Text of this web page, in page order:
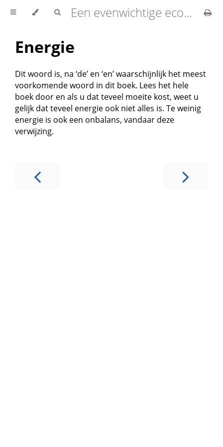
Een evenwichtige economie
Energie
Dit woord is, na ‘de’ en ‘en’ waarschijnlijk het meest
voorkomende woord in dit boek. Lees het hele
boek door en als u dat teveel moeite kost, weet u
gelijk dat teveel energie ook niet alles is. Te weinig
energie is ook een onbalans, vandaar deze
verwijzing.